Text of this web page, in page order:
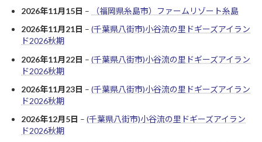
2026年11月15日 –
（福岡県糸島市）ファームリゾート糸島
2026年11月21日 – (千葉県八街市)小谷流の里ドギーズアイラン
ド2026秋期
2026年11月22日 – (千葉県八街市)小谷流の里ドギーズアイラン
ド2026秋期
2026年11月23日 – (千葉県八街市)小谷流の里ドギーズアイラン
ド2026秋期
2026年12月5日 – (千葉県八街市)小谷流の里ドギーズアイラン
ド2026秋期